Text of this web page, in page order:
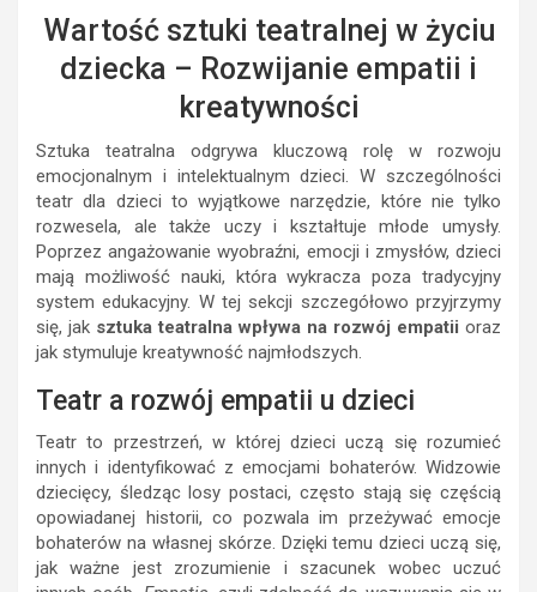
Wartość sztuki teatralnej w życiu
dziecka – Rozwijanie empatii i
kreatywności
Sztuka teatralna odgrywa kluczową rolę w rozwoju
emocjonalnym i intelektualnym dzieci. W szczególności
teatr dla dzieci to wyjątkowe narzędzie, które nie tylko
rozwesela, ale także uczy i kształtuje młode umysły.
Poprzez angażowanie wyobraźni, emocji i zmysłów, dzieci
mają możliwość nauki, która wykracza poza tradycyjny
system edukacyjny. W tej sekcji szczegółowo przyjrzymy
się, jak sztuka teatralna wpływa na rozwój empatii oraz
jak stymuluje kreatywność najmłodszych.
Teatr a rozwój empatii u dzieci
Teatr to przestrzeń, w której dzieci uczą się rozumieć
innych i identyfikować z emocjami bohaterów. Widzowie
dziecięcy, śledząc losy postaci, często stają się częścią
opowiadanej historii, co pozwala im przeżywać emocje
bohaterów na własnej skórze. Dzięki temu dzieci uczą się,
jak ważne jest zrozumienie i szacunek wobec uczuć